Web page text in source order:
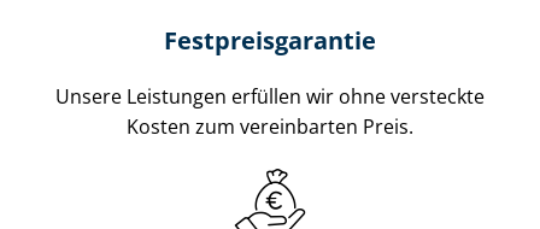
Festpreis​garantie
Unsere Leistungen erfüllen wir ohne versteckte
Kosten zum vereinbarten Preis.